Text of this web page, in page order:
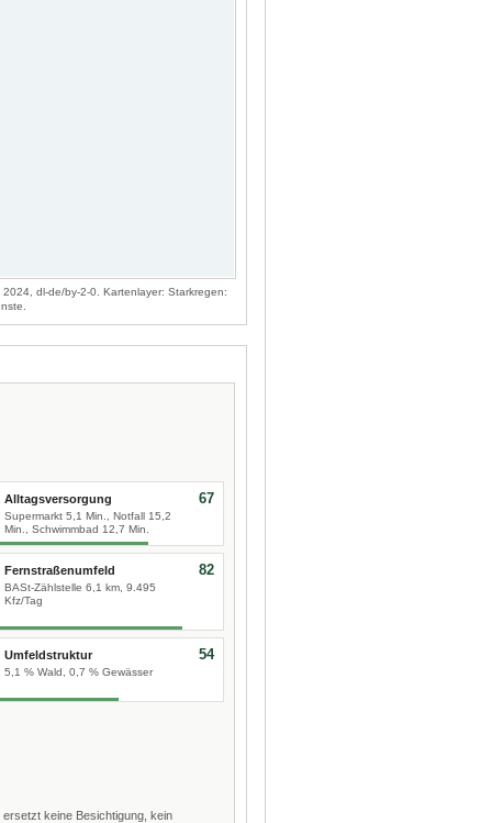
dl-de/by-2-0. Kartenlayer: Starkregen:
Alltagsversorgung
Supermarkt 5,1 Min., Notfall 15,2
Min., Schwimmbad 12,7 Min.
67
Fernstraßenumfeld
BASt-Zählstelle 6,1 km, 9.495
Kfz/Tag
82
Umfeldstruktur
5,1 % Wald, 0,7 % Gewässer
54
ersetzt keine Besichtigung, kein